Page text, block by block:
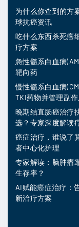
为什么你查到的方
球抗癌资讯
吃什么东西杀死癌
疗方案
急性髓系白血病
靶向药
慢性髓系白血病
TKI药物并管理副作
晚期结直肠癌治疗
选？专家深度解读
癌症治疗，谁说了
者中心化护理
专家解读：脑肿瘤
生存率？
AI赋能癌症治疗：
新治疗方案